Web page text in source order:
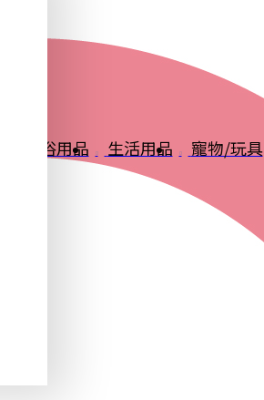
衛浴用品 生活用品 寵物/玩具